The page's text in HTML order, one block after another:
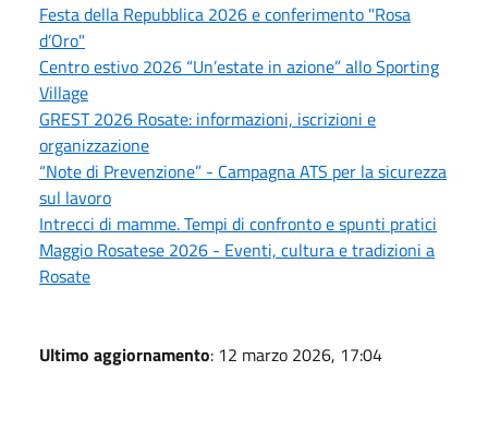
Festa della Repubblica 2026 e conferimento "Rosa
d’Oro"
Centro estivo 2026 “Un’estate in azione” allo Sporting
Village
GREST 2026 Rosate: informazioni, iscrizioni e
organizzazione
“Note di Prevenzione” - Campagna ATS per la sicurezza
sul lavoro
Intrecci di mamme. Tempi di confronto e spunti pratici
Maggio Rosatese 2026 - Eventi, cultura e tradizioni a
Rosate
Ultimo aggiornamento: 12 marzo 2026, 17:04